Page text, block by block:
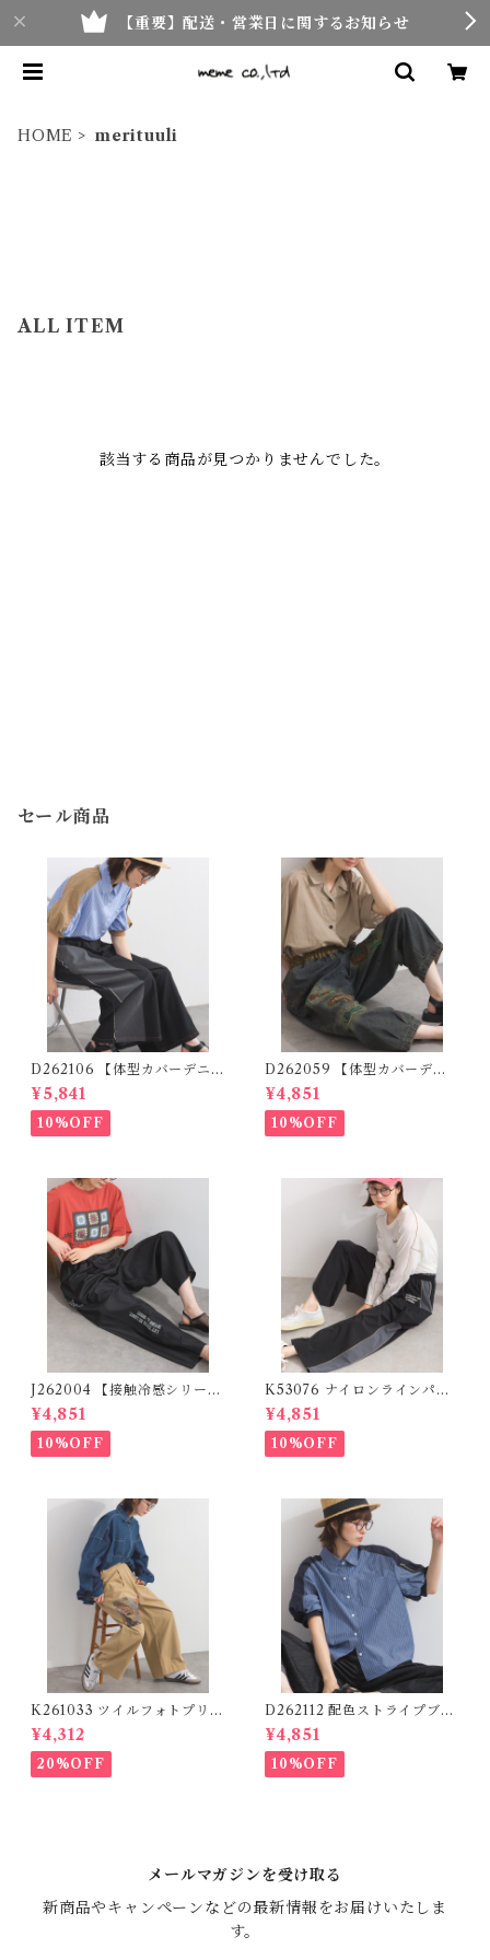
【重要】配送・営業日に関するお知らせ
HOME merituuli
ALL ITEM
該当する商品が見つかりませんでした。
セール商品
D262106 【体型カバーデニム
シリーズ】 デニム切替ワイド
パンツ / Denim Panel Wide
Pants
¥5,841
10%OFF
D262059 【体型カバーデニ
ムシリーズ】 パッチワークロ
ゴデニムパンツ / Patchwork
Logo Denim Pants
¥4,851
10%OFF
J262004 【接触冷感シリー
ズ】 ツイルワーク風ロゴパン
ツ / Cool Touch Twill Work
Logo Pants (残りわずか)
¥4,851
10%OFF
K53076 ナイロンラインパン
ツ / Nylon Line Pants (残り
わずか)
¥4,851
10%OFF
K261033 ツイルフォトプリン
トイージーテーパードパンツ /
Twill Photo Print Easy Tap
ered Pants
¥4,312
20%OFF
D262112 配色ストライプブラ
ウス / Color Block Stripe R
elaxed Blouse 【re-stock】
¥4,851
10%OFF
メールマガジンを受け取る
新商品やキャンペーンなどの最新情報をお届けいたしま
す。